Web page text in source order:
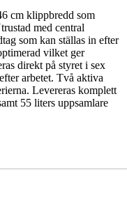
cm klippbredd som
med central
som kan ställas in efter
vilket ger
direkt på styret i sex
arbetet. Två aktiva
Levereras komplett
55 liters uppsamlare